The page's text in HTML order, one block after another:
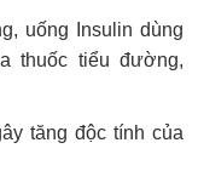
uống Insulin dùng
thuốc tiểu đường,
tăng độc tính của